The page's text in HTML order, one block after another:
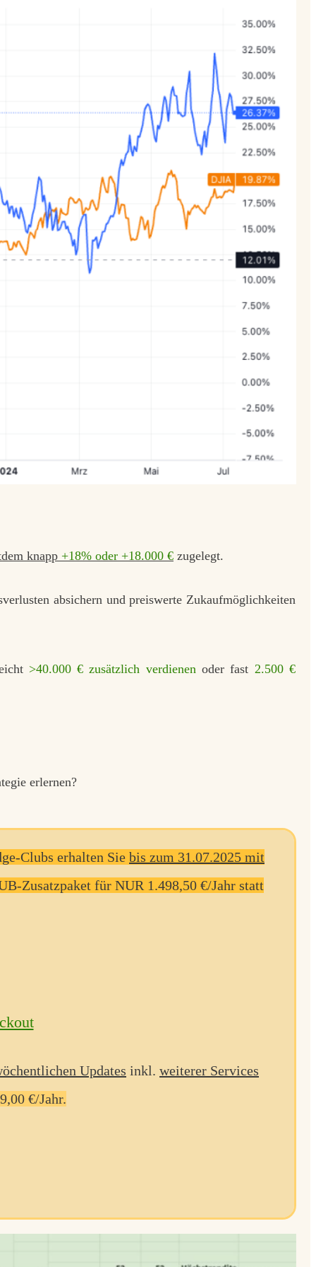
knapp +18% oder +18.000 € zugelegt.
absichern und preiswerte Zukaufmöglichkeiten
>40.000 € zusätzlich verdienenoder fast 2.500 €
erlernen?
Clubs erhalten Sie bis zum 31.07.2025 mit
Zusatzpaket für NUR 1.498,50 €/Jahr statt
Updates inkl. weiterer Services
€/Jahr.